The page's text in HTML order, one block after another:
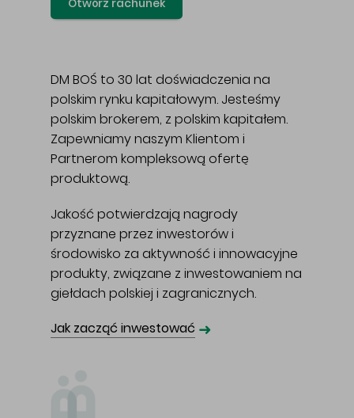
Otwórz rachunek
DM BOŚ to 30 lat doświadczenia na
polskim rynku kapitałowym. Jesteśmy
polskim brokerem, z polskim kapitałem.
Zapewniamy naszym Klientom i
Partnerom kompleksową ofertę
produktową.
Jakość potwierdzają nagrody
przyznane przez inwestorów i
środowisko za aktywność i innowacyjne
produkty, związane z inwestowaniem na
giełdach polskiej i zagranicznych.
Jak zacząć inwestować ➜